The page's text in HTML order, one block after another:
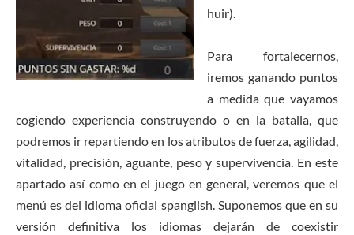
huir).
Para fortalecernos,
iremos ganando puntos
a medida que vayamos
cogiendo experiencia construyendo o en la batalla, que
podremos ir repartiendo en los atributos de fuerza, agilidad,
vitalidad, precisión, aguante, peso y supervivencia. En este
apartado así como en el juego en general, veremos que el
menú es del idioma oficial spanglish. Suponemos que en su
versión definitiva los idiomas dejarán de coexistir